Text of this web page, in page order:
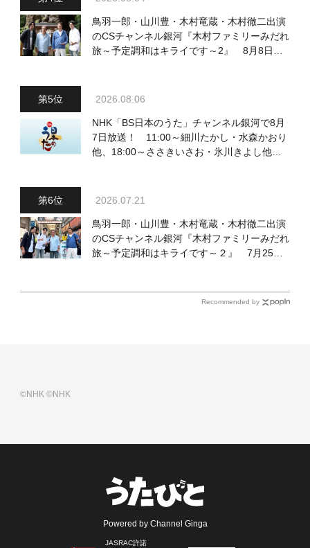
鳥羽一郎・山川豊・木村竜蔵・木村徹二出演
のCSチャンネル銀河『木村ファミリーみだれ
旅～予定調和はキライです～2』 8月8日
2026.08.06
NHK「BS日本のうた」チャンネル銀河で8月
7日放送！ 11:00～細川たかし・水森かおり
他、18:00～ささきいさお・氷川きよし他登
2026.07.21
鳥羽一郎・山川豊・木村竜蔵・木村徹二出演
のCSチャンネル銀河『木村ファミリーみだれ
旅～予定調和はキライです～２』 7月25日
Recommended by
©NHK©NHK
Powered by Channel Ginga
JASRAC許諾